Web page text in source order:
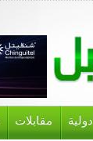
دولية مقابلات